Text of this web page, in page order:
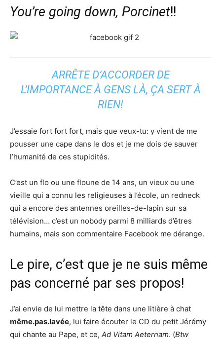
You’re going down, Porcinet!!
ARRÊTE D’ACCORDER DE
L’IMPORTANCE À GENS LÀ, ÇA SERT À
RIEN!
J’essaie fort fort fort, mais que veux-tu: y vient de me
pousser une cape dans le dos et je me dois de sauver
l’humanité de ces stupidités.
C’est un flo ou une floune de 14 ans, un vieux ou une
vieille qui a connu les religieuses à l’école, un redneck
qui a encore des antennes oreilles-de-lapin sur sa
télévision… c’est un nobody parmi 8 milliards d’êtres
humains, mais son commentaire Facebook me dérange.
Le pire, c’est que je ne suis même
pas concerné par ses propos!
J’ai envie de lui mettre la tête dans une litière à chat
même.pas.lavée, lui faire écouter le CD du petit Jérémy
qui chante au Pape, et ce, Ad Vitam Aeternam. (Btw